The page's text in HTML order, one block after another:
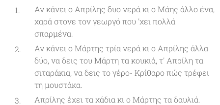
Αν κάνει ο Απρίλης δυο νερά κι ο Μάης άλλο ένα,
χαρά στονε τον γεωργό που 'χει πολλά
σπαρμένα.
Αν κάνει ο Μάρτης τρία νερά κι ο Απρίλης άλλα
δύο, να δεις του Μάρτη τα κουκιά, τ' Απρίλη τα
σιταράκια, να δεις το γέρο- Κρίθαρο πώς τρέφει
τη μουστάκα.
Απρίλης έχει τα χάδια κι ο Μάρτης τα δαυλιά.